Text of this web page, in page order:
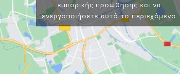
εμπορικής προώθησης και να
ενεργοποιήσετε αυτό το περιεχόμενο